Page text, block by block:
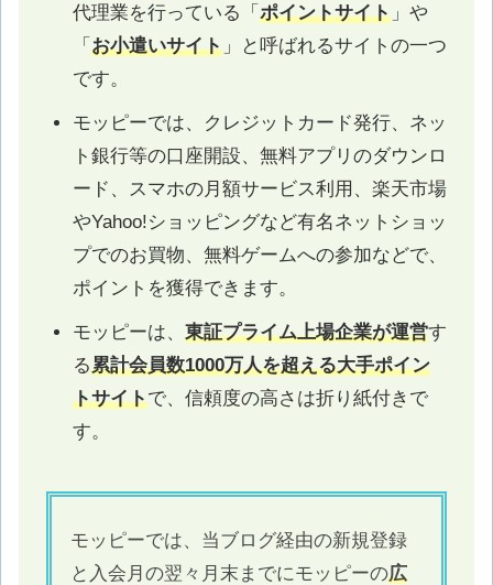
代理業を行っている「 ポイントサイト」や
「 お小遣いサイト」と呼ばれるサイトの一つ
です。
モッピーでは、クレジットカード発行、ネッ
ト銀行等の口座開設、無料アプリのダウンロ
ード、スマホの月額サービス利用、楽天市場
やYahoo!ショッピングなど有名ネットショッ
プでのお買物、無料ゲームへの参加などで、
ポイントを獲得できます。
モッピーは、 東証プライム上場企業が運営す
る累計会員数1000万人を超える大手ポイン
トサイトで、信頼度の高さは折り紙付きで
す。
モッピーでは、当ブログ経由の新規登録
と入会月の翌々月末までにモッピーの広